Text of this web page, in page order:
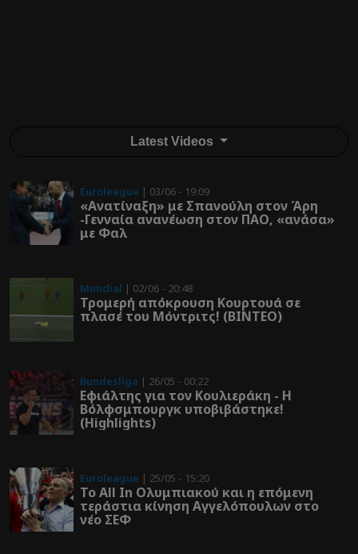
Latest Videos
Euroleague | 03/06 - 19:09
«Ανατίναξη» με Σπανούλη στον Άρη
-Γενναία ανανέωση στον ΠΑΟ, «ανάσα»
με Φαλ
Mundial | 02/06 - 20:48
Τρομερή απόκρουση Κουρτουά σε
πλασέ του Μόντριτς! (ΒΙΝΤΕΟ)
Bundesliga | 26/05 - 00:22
Εφιάλτης για τον Κουλιεράκη - Η
Βόλφσμπουργκ υποβιβάστηκε!
(Highlights)
Euroleague | 25/05 - 15:20
Το All In Ολυμπιακού και η επόμενη
τεράστια κίνηση Αγγελόπουλων στο
νέο ΣΕΦ